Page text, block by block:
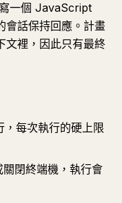
一個 JavaScript
會話保持回應。計畫
文裡，因此只有最終
每次執行的硬上限
閉終端機，執行會